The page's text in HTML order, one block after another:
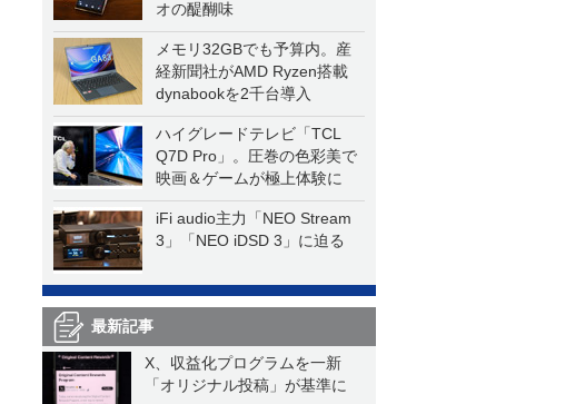
オの醍醐味
メモリ32GBでも予算内。産
経新聞社がAMD Ryzen搭載
dynabookを2千台導入
ハイグレードテレビ「TCL
Q7D Pro」。圧巻の色彩美で
映画＆ゲームが極上体験に
iFi audio主力「NEO Stream
3」「NEO iDSD 3」に迫る
最新記事
X、収益化プログラムを一新
「オリジナル投稿」が基準に